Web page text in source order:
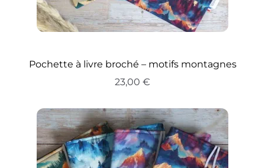
Pochette à livre broché – motifs montagnes
23,00 €